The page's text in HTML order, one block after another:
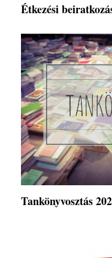
Étkezési
Tankönyvosztás